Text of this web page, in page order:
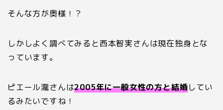
そんな方が奥様！？
しかしよく調べてみると西本智実さんは現在独身とな
っています。
ピエール瀧さんは2005年に一般女性の方と結婚してい
るみたいですね！